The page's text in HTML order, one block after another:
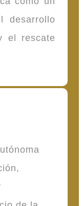
desarrollo
el rescate